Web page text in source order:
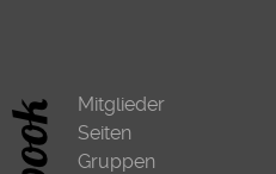
Mitglieder
Seiten
Gruppen